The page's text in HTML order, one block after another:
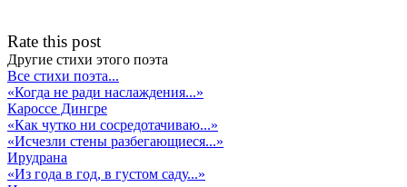
Rate this post
Другие стихи этого поэта
Все стихи поэта...
«Когда не ради наслаждения...»
Кароссе Дингре
«Как чутко ни сосредотачиваю...»
«Исчезли стены разбегающиеся...»
Ирудрана
«Из года в год, в густом саду...»